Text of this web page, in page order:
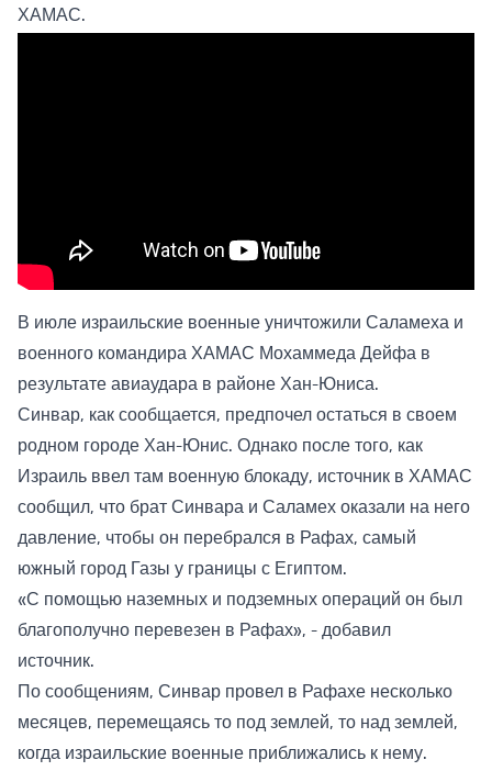
ХАМАС.
В июле израильские военные уничтожили Саламеха и
военного командира ХАМАС Мохаммеда Дейфа в
результате авиаудара в районе Хан-Юниса.
Синвар, как сообщается, предпочел остаться в своем
родном городе Хан-Юнис. Однако после того, как
Израиль ввел там военную блокаду, источник в ХАМАС
сообщил, что брат Синвара и Саламех оказали на него
давление, чтобы он перебрался в Рафах, самый
южный город Газы у границы с Египтом.
«С помощью наземных и подземных операций он был
благополучно перевезен в Рафах», - добавил
источник.
По сообщениям, Синвар провел в Рафахе несколько
месяцев, перемещаясь то под землей, то над землей,
когда израильские военные приближались к нему.